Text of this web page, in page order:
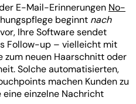
E-Mail-Erinnerungen No-
beginnt nach
Ihre Software sendet
Follow-up – vielleicht mit
neuen Haarschnitt oder
Solche automatisierten,
machen Kunden zu
eine einzelne Nachricht